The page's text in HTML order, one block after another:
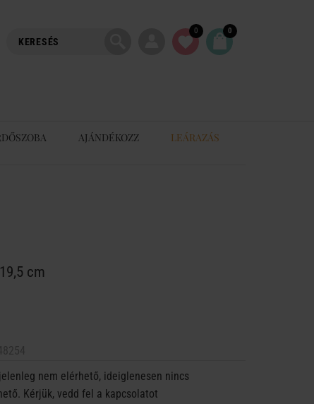
0 0
AJÁNDÉKOZZ LEÁRAZÁS
cm
nem elérhető, ideiglenesen nincs
Kérjük, vedd fel a kapcsolatot